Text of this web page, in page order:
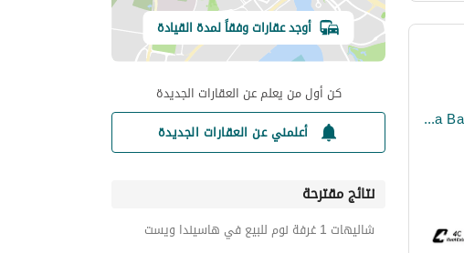
باقل من سعر الماركت لسرعه البيع جونيور جراوند ريسيل Hacienda Bay – الساحل الشمالي بتقسيمه مميزة جاهز للمعاينه و الاستلام
أوجد عقارات وفقاً لمدة القيادة
كن أول من يعلم عن العقارات الجديدة
أعلمني عن العقارات الجديدة
نتائج مقترحة
شاليهات 1 غرفة نوم للبيع في هاسيندا ويست